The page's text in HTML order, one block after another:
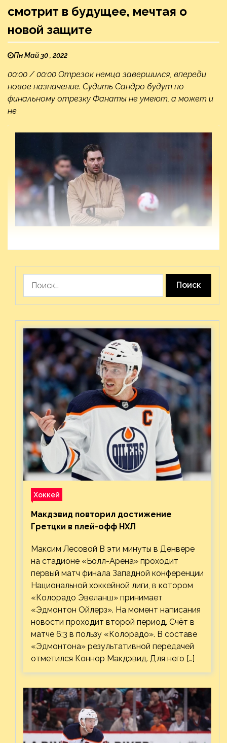
смотрит в будущее, мечтая о
новой защите
Пн Май 30 , 2022
00:00 / 00:00 Отрезок немца завершился, впереди
новое назначение. Судить Сандро будут по
финальному отрезку Фанаты не умеют, а может и
не
Хоккей
Макдэвид повторил достижение
Гретцки в плей-офф НХЛ
Максим Лесовой В эти минуты в Денвере
на стадионе «Болл-Арена» проходит
первый матч финала Западной конференции
Национальной хоккейной лиги, в котором
«Колорадо Эвеланш» принимает
«Эдмонтон Ойлерз». На момент написания
новости проходит второй период. Счёт в
матче 6:3 в пользу «Колорадо». В составе
«Эдмонтона» результативной передачей
отметился Коннор Макдэвид. Для него […]